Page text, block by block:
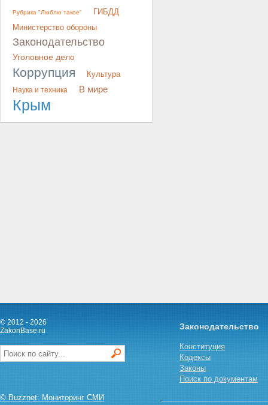
Рубрика "Люблю такое"
ГИБДД
Министерство обороны
Законодательство
Уголовное дело
Коррупция Культура
Наука и техника В мире
Крым
© 2012 - 2026
ZakonBase.ru
© Buzznet: Мониторинг СМИ
Законодательство
Конституция
Кодексы
Законы
Поиск по документам